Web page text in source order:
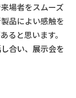
場者をスムーズ
品によい感触を
ると思います。
合い、展示会を